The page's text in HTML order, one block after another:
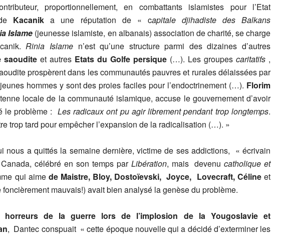
proportionnellement, en combattants islamistes pour l’Etat
Kacanik a une réputation de « capitale djihadiste des Balkans
Islame (jeunesse islamiste, en albanais) association de charité, se charge
Rinia Islamen’est qu’une structure parmi des dizaines d’autres
saoudite et autres Etats du Golfe persique (…). Les groupes caritatifs ,
prospèrent dans les communautés pauvres et rurales délaissées par
hommes y sont des proies faciles pour l’endoctrinement (…). Florim
locale de la communauté islamique, accuse le gouvernement d’avoir
le problème : Les radicaux ont pu agir librement pendant trop longtemps.
trop tard pour empêcher l’expansion de la radicalisation (…). »
nous a quittés la semaine dernière, victime de ses addictions, « écrivain
célébré en son temps par Libération, mais devenucatholique et
qui aime de Maistre, Bloy, Dostoïevski, Joyce, Lovecraft, Célineet
foncièrement mauvais!) avait bien analysé la genèse du problème.
horreurs de la guerre lors de l’implosion de la Yougoslavie et
, Dantec conspuait « cette époque nouvelle qui a décidé d’exterminer les